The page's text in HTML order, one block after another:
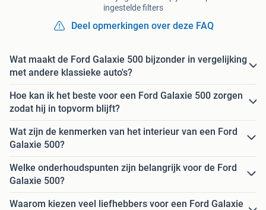
ingestelde filters
Deel opmerkingen over deze FAQ
Wat maakt de Ford Galaxie 500 bijzonder in vergelijking
met andere klassieke auto's?
Hoe kan ik het beste voor een Ford Galaxie 500 zorgen
zodat hij in topvorm blijft?
Wat zijn de kenmerken van het interieur van een Ford
Galaxie 500?
Welke onderhoudspunten zijn belangrijk voor de Ford
Galaxie 500?
Waarom kiezen veel liefhebbers voor een Ford Galaxie